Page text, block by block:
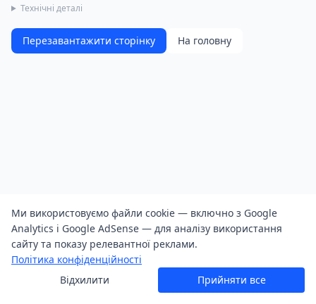
Технічні деталі
Перезавантажити сторінку На головну
Ми використовуємо файли cookie — включно з Google
Analytics і Google AdSense — для аналізу використання
сайту та показу релевантної реклами.
Політика конфіденційності
Відхилити
Прийняти все